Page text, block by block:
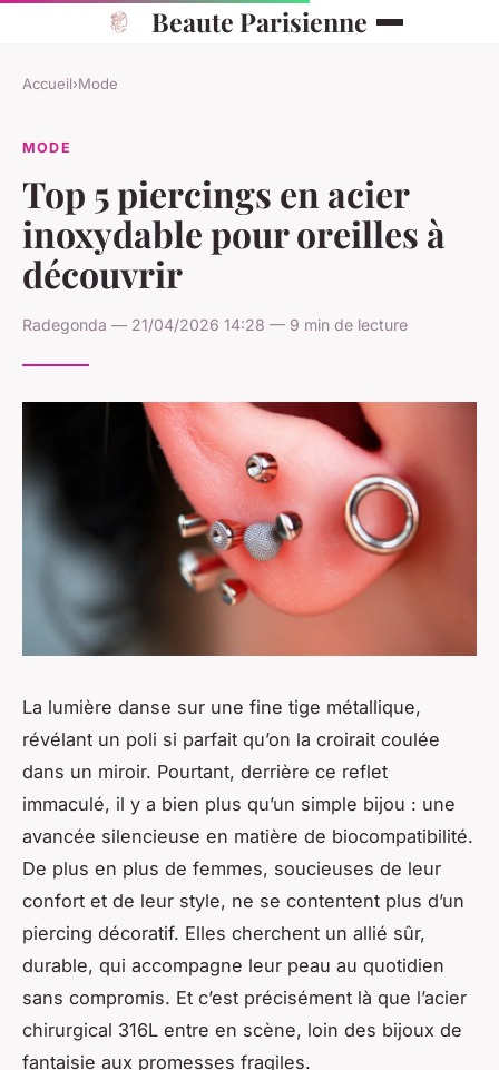
Beaute Parisienne
Accueil›Mode
MODE
Top 5 piercings en acier
inoxydable pour oreilles à
découvrir
Radegonda — 21/04/2026 14:28 — 9 min de lecture
La lumière danse sur une fine tige métallique,
révélant un poli si parfait qu’on la croirait coulée
dans un miroir. Pourtant, derrière ce reflet
immaculé, il y a bien plus qu’un simple bijou : une
avancée silencieuse en matière de biocompatibilité.
De plus en plus de femmes, soucieuses de leur
confort et de leur style, ne se contentent plus d’un
piercing décoratif. Elles cherchent un allié sûr,
durable, qui accompagne leur peau au quotidien
sans compromis. Et c’est précisément là que l’acier
chirurgical 316L entre en scène, loin des bijoux de
fantaisie aux promesses fragiles.